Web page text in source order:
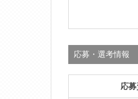
応募・選考情報
応